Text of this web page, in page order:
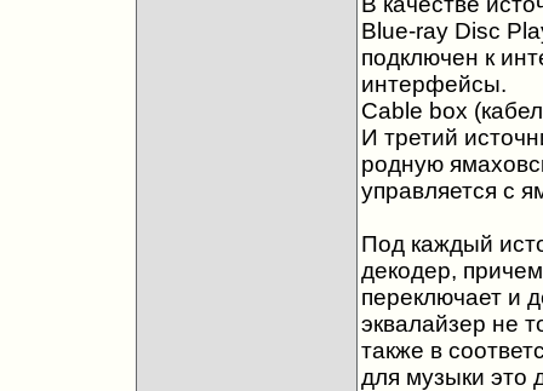
Blue-ray Disc
подключен к
интерфейсы.
Cable box
И третий
родную
управляется с
Под каждый
декодер,
переключает и
эквалайзер не
также в
для музыки это